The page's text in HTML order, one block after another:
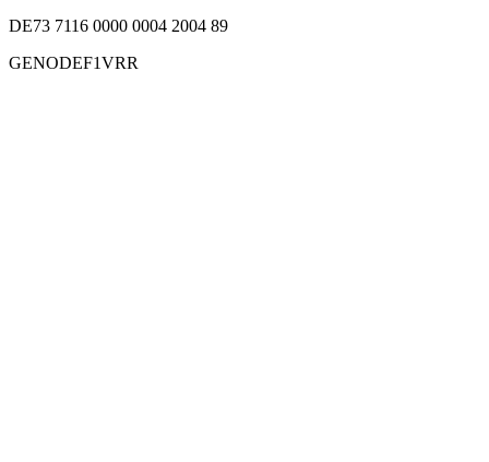
DE73 7116 0000 0004 2004 89
GENODEF1VRR